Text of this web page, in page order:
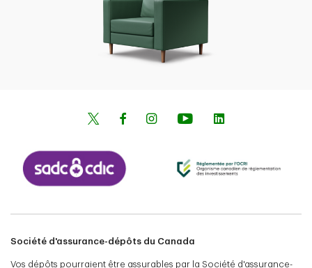
Société d'assurance-dépôts du Canada
Vos dépôts pourraient être assurables par la Société d'assurance-